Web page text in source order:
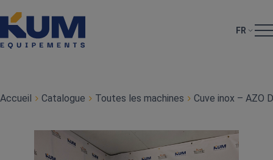
FR
Accueil Catalogue Toutes les machines Cuve inox – AZO